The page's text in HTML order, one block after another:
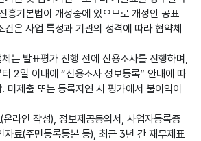
흥기본법이 개정중에 있으므로 개정안 공표
건은 사업 특성과 기관의 성격에 따라 협약체
는 발표평가 진행 전에 신용조사를 진행하며,
2일 이내에 “신용조사 정보등록” 안내에 따
미제출 또는 등록지연 시 평가에서 불이익이
라인 작성), 정보제공동의서, 사업자등록증
자료(주민등록등본 등), 최근 3년 간 재무제표